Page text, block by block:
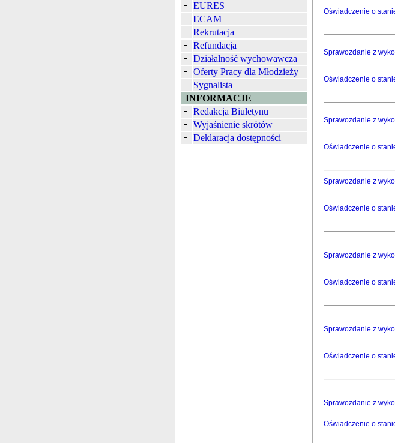
EURES
ECAM
Rekrutacja
Refundacja
Działalność wychowawcza
Oferty Pracy dla Młodzieży
Sygnalista
INFORMACJE
Redakcja Biuletynu
Wyjaśnienie skrótów
Deklaracja dostępności
Oświadczenie o
Sprawozdanie z
Oświadczenie o
Sprawozdanie z
Oświadczenie o
Sprawozdanie z
Oświadczenie o
Sprawozdanie z
Oświadczenie o
Sprawozdanie z
Oświadczenie o
Sprawozdanie z
Oświadczenie o